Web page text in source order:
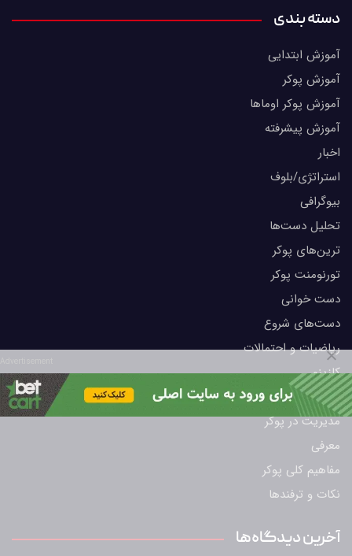
دسته بندی
آموزش ابتدایی
آموزش پوکر
آموزش پوکر اوماها
آموزش پیشرفته
اخبار
استراتژی/بلوف
بیوگرافی
تحلیل دست‌ها
ترین‌های پوکر
تورنومنت پوکر
دست خوانی
دست‌های شروع
ریاضیات و احتمالات
کازینو
لیمیت هولدم
مدیریت در پوکر
معرفی
مفاهیم کلی پوکر
نکات و ترفندها
آخرین دیدگاه‌ها